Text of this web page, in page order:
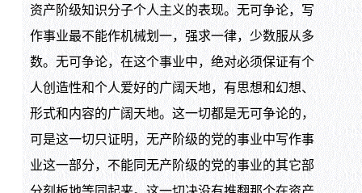
资产阶级知识分子个人主义的表现。无可争论，写
作事业最不能作机械划一，强求一律，少数服从多
数。无可争论，在这个事业中，绝对必须保证有个
人创造性和个人爱好的广阔天地，有思想和幻想、
形式和内容的广阔天地。这一切都是无可争论的，
可是这一切只证明，无产阶级的党的事业中写作事
业这一部分，不能同无产阶级的党的事业的其它部